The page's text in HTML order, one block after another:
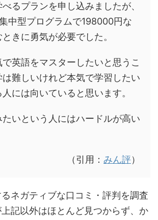
るプランを申し込みましたが、
中型プログラムで198000円な
きに勇気が必要でした。
英語をマスターしたいと思うこ
は難しいけれど本気で学習したい
には向いていると思います。
いという人にはハードルが高い
（引用： みん評）
ネガティブな口コミ・評判を調査
記以外はほとんど見つからず、か